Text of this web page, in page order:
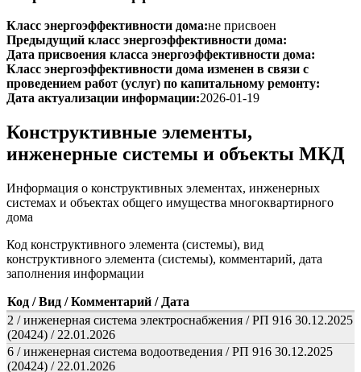
Класс энергоэффективности дома:не присвоен
Предыдущий класс энергоэффективности дома:
Дата присвоения класса энергоэффективности дома:
Класс энергоэффективности дома изменен в связи с
проведением работ (услуг) по капитальному ремонту:
Дата актуализации информации:2026-01-19
Конструктивные элементы,
инженерные системы и объекты МКД
Информация о конструктивных элементах, инженерных
системах и объектах общего имущества многоквартирного
дома
Код конструктивного элемента (системы), вид
конструктивного элемента (системы), комментарий, дата
заполнения информации
Код / Вид / Комментарий / Дата
2 / инженерная система электроснабжения / РП 916 30.12.2025
(20424) / 22.01.2026
6 / инженерная система водоотведения / РП 916 30.12.2025
(20424) / 22.01.2026